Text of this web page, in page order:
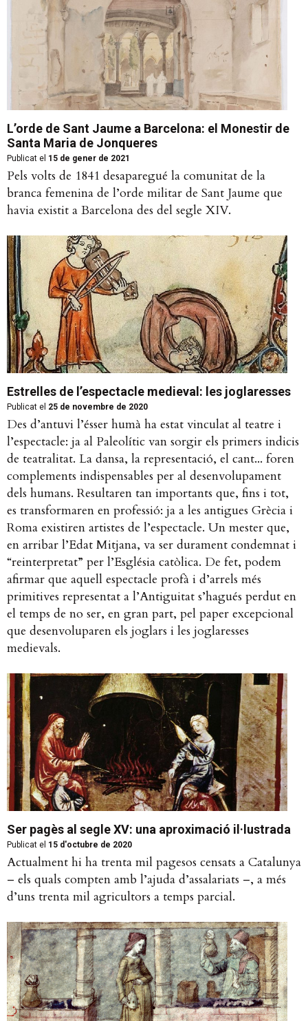
L’orde de Sant Jaume a Barcelona: el Monestir de
Santa Maria de Jonqueres
Publicat el 15 de gener de 2021
Pels volts de 1841 desaparegué la comunitat de la
branca femenina de l’orde militar de Sant Jaume que
havia existit a Barcelona des del segle XIV.
Estrelles de l’espectacle medieval: les joglaresses
Publicat el 25 de novembre de 2020
Des d’antuvi l’ésser humà ha estat vinculat al teatre i
l’espectacle: ja al Paleolític van sorgir els primers indicis
de teatralitat. La dansa, la representació, el cant... foren
complements indispensables per al desenvolupament
dels humans. Resultaren tan importants que, fins i tot,
es transformaren en professió: ja a les antigues Grècia i
Roma existiren artistes de l’espectacle. Un mester que,
en arribar l’Edat Mitjana, va ser durament condemnat i
“reinterpretat” per l’Església catòlica. De fet, podem
afirmar que aquell espectacle profà i d’arrels més
primitives representat a l’Antiguitat s’hagués perdut en
el temps de no ser, en gran part, pel paper excepcional
que desenvoluparen els joglars i les joglaresses
medievals.
Ser pagès al segle XV: una aproximació il·lustrada
Publicat el 15 d'octubre de 2020
Actualment hi ha trenta mil pagesos censats a Catalunya
– els quals compten amb l’ajuda d’assalariats –, a més
d’uns trenta mil agricultors a temps parcial.